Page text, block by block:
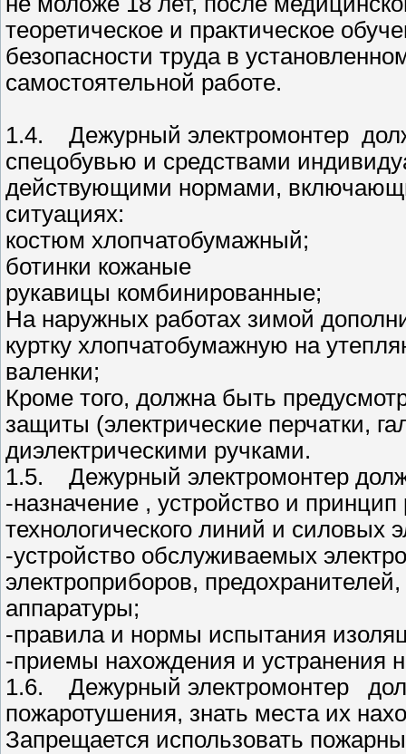
теоретическое и практическое
безопасности труда в
самостоятельной работе.
1.4. Дежурный электромонтер
спецобувью и средствами
действующими нормами,
ситуациях:
костюм хлопчатобумажный;
ботинки кожаные
рукавицы комбинированные;
На наружных работах зимой
куртку хлопчатобумажную на
валенки;
Кроме того, должна быть
защиты (электрические перчатки,
диэлектрическими ручками.
1.5. Дежурный электромонтер
-назначение , устройство и
технологического линий и силовых
-устройство обслуживаемых
электроприборов,
аппаратуры;
-правила и нормы испытания
-приемы нахождения и устранения
1.6. Дежурный электромонтер
пожаротушения, знать места их
Запрещается использовать